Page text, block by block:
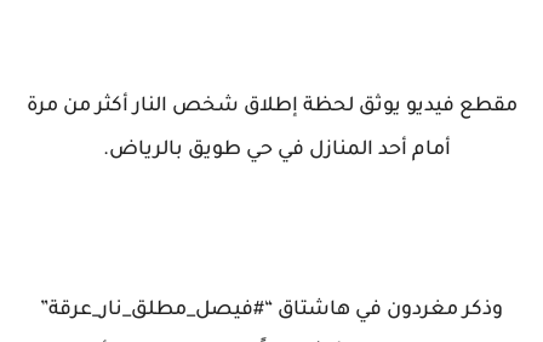
مقطع فيديو يوثق لحظة إطلاق شخص النار أكثر من مرة
أمام أحد المنازل في حي طويق بالرياض.
وذكر مغردون في هاشتاق “#فيصل_مطلق_نار_عرقة”